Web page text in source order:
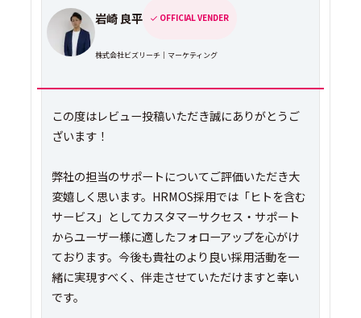
岩崎 良平 OFFICIAL VENDER
株式会社ビズリーチ｜マーケティング
この度はレビュー投稿いただき誠にありがとうご
ざいます！
弊社の担当のサポートについてご評価いただき大
変嬉しく思います。HRMOS採用では「ヒトを含む
サービス」としてカスタマーサクセス・サポート
からユーザー様に適したフォローアップを心がけ
ております。今後も貴社のより良い採用活動を一
緒に実現すべく、伴走させていただけますと幸い
です。